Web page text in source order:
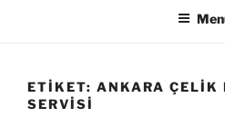
ETIKET: ANKARA
SERVISI